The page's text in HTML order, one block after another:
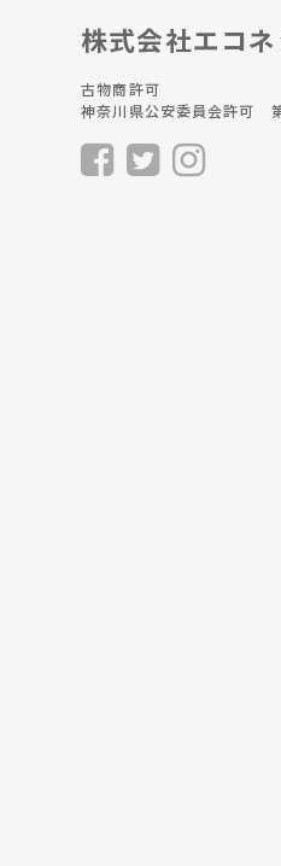
株式会社エコ
古物商許可
神奈川県公安委員会許可